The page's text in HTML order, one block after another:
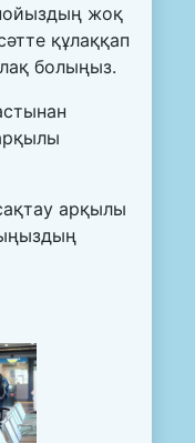
жоқ
құлаққап
болыңыз.
арқылы